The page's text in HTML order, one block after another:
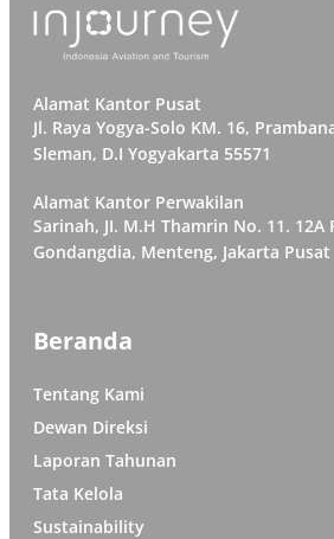
Alamat Kantor Pusat
Jl. Raya Yogya-Solo KM. 16,
Sleman, D.I Yogyakarta 55571
Alamat Kantor Perwakilan
Sarinah, JI. M.H Thamrin No. 11. 12A
Gondangdia, Menteng, Jakarta Pusat
Beranda
Tentang Kami
Dewan Direksi
Laporan Tahunan
Tata Kelola
Sustainability